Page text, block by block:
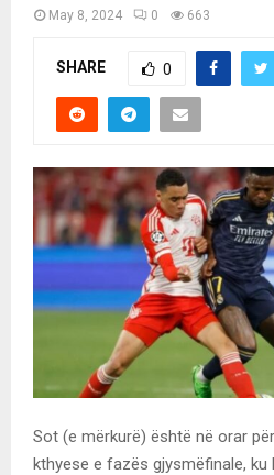
May 8, 2024 0 663
SHARE 0
Sot (e mërkurë) është në orar
kthyese e fazës gjysmëfinale, ku